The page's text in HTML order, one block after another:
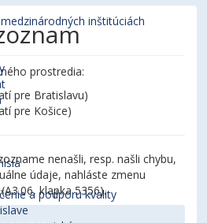
inštitúciách
a podporu kvality
prostredia:
pre Bratislavu)
pre Košice)
nenašli, resp. našli chybu,
údaje, nahláste zmenu
(A3.06, klapka 5356).